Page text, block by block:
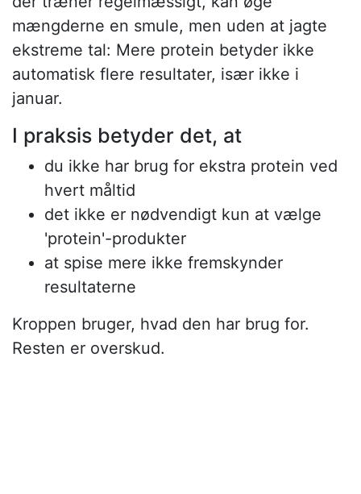
mængderne en smule, men uden at jagte
ekstreme tal: Mere protein betyder ikke
automatisk flere resultater, især ikke i
januar.
I praksis betyder det, at
du ikke har brug for ekstra protein ved
hvert måltid
det ikke er nødvendigt kun at vælge
'protein'-produkter
at spise mere ikke fremskynder
resultaterne
Kroppen bruger, hvad den har brug for.
Resten er overskud.